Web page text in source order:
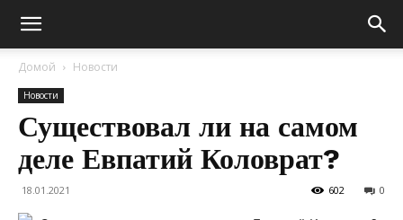
Домой Новости
Новости
Существовал ли на самом
деле Евпатий Коловрат?
18.01.2021 0
602